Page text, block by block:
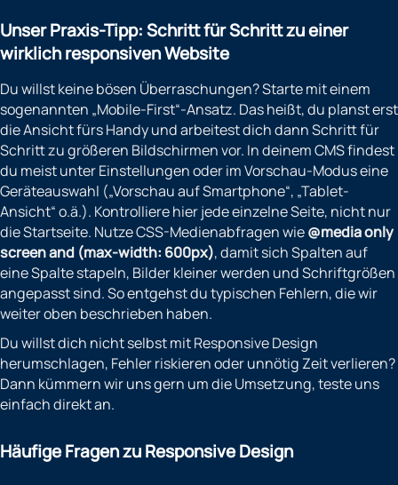
Unser Praxis-Tipp: Schritt für Schritt zu einer
wirklich responsiven Website
Du willst keine bösen Überraschungen? Starte mit einem
sogenannten „Mobile-First“-Ansatz. Das heißt, du planst erst
die Ansicht fürs Handy und arbeitest dich dann Schritt für
Schritt zu größeren Bildschirmen vor. In deinem CMS findest
du meist unter Einstellungen oder im Vorschau-Modus eine
Geräteauswahl („Vorschau auf Smartphone“, „Tablet-
Ansicht“ o.ä.). Kontrolliere hier jede einzelne Seite, nicht nur
die Startseite. Nutze CSS-Medienabfragen wie@media only
screen and (max-width: 600px), damit sich Spalten auf
eine Spalte stapeln, Bilder kleiner werden und Schriftgrößen
angepasst sind. So entgehst du typischen Fehlern, die wir
weiter oben beschrieben haben.
Du willst dich nicht selbst mit Responsive Design
herumschlagen, Fehler riskieren oder unnötig Zeit verlieren?
Dann kümmern wir uns gern um die Umsetzung, teste uns
einfach direkt an.
Häufige Fragen zu Responsive Design